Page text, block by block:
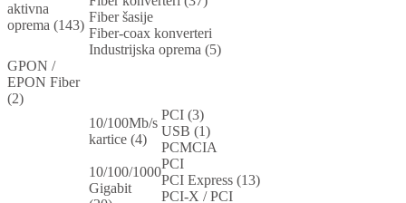
aktivna
oprema (143)
Fiber šasije
Fiber-coax konverteri
Industrijska oprema (5)
GPON /
EPON Fiber
(2)
10/100Mb/s
kartice (4)
PCI (3)
USB (1)
PCMCIA
10/100/1000
Gigabit
PCI
PCI Express (13)
PCI-X / PCI